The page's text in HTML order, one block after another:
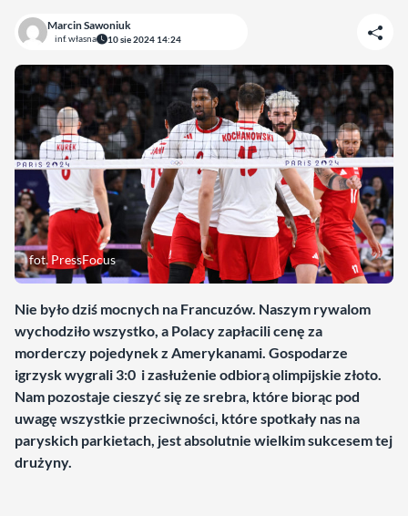
Marcin Sawoniuk
inf. własna 10 sie 2024 14:24
fot. PressFocus
Nie było dziś mocnych na Francuzów. Naszym rywalom
wychodziło wszystko, a Polacy zapłacili cenę za
morderczy pojedynek z Amerykanami. Gospodarze
igrzysk wygrali 3:0 i zasłużenie odbiorą olimpijskie złoto.
Nam pozostaje cieszyć się ze srebra, które biorąc pod
uwagę wszystkie przeciwności, które spotkały nas na
paryskich parkietach, jest absolutnie wielkim sukcesem tej
drużyny.